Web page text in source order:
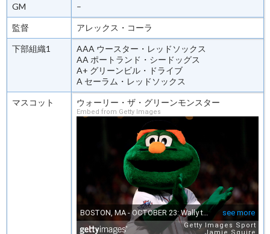
GM –
監督 アレックス・コーラ
下部組織1
AAA ウースター・レッドソックス
AA ポートランド・シードッグス
A+ グリーンビル・ドライブ
A セーラム・レッドソックス
マスコット ウォーリー・ザ・グリーンモンスター
Embed from Getty Images